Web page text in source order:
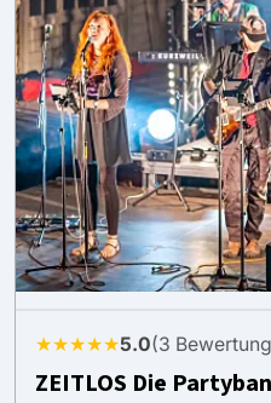
★★★★★5.0(3
ZEITLOS Die